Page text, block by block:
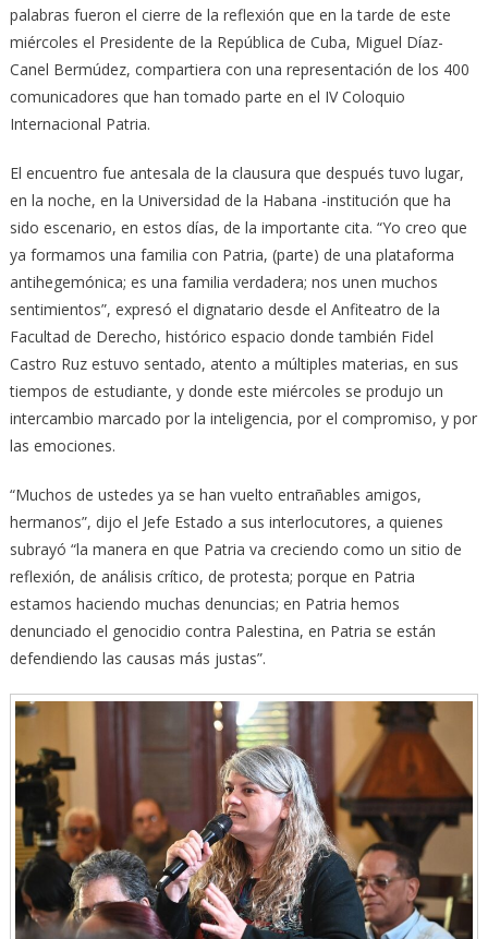
palabras fueron el cierre de la reflexión que en la tarde de este
miércoles el Presidente de la República de Cuba, Miguel Díaz-
Canel Bermúdez, compartiera con una representación de los 400
comunicadores que han tomado parte en el IV Coloquio
Internacional Patria.
El encuentro fue antesala de la clausura que después tuvo lugar,
en la noche, en la Universidad de la Habana -institución que ha
sido escenario, en estos días, de la importante cita. “Yo creo que
ya formamos una familia con Patria, (parte) de una plataforma
antihegemónica; es una familia verdadera; nos unen muchos
sentimientos”, expresó el dignatario desde el Anfiteatro de la
Facultad de Derecho, histórico espacio donde también Fidel
Castro Ruz estuvo sentado, atento a múltiples materias, en sus
tiempos de estudiante, y donde este miércoles se produjo un
intercambio marcado por la inteligencia, por el compromiso, y por
las emociones.
“Muchos de ustedes ya se han vuelto entrañables amigos,
hermanos”, dijo el Jefe Estado a sus interlocutores, a quienes
subrayó “la manera en que Patria va creciendo como un sitio de
reflexión, de análisis crítico, de protesta; porque en Patria
estamos haciendo muchas denuncias; en Patria hemos
denunciado el genocidio contra Palestina, en Patria se están
defendiendo las causas más justas”.